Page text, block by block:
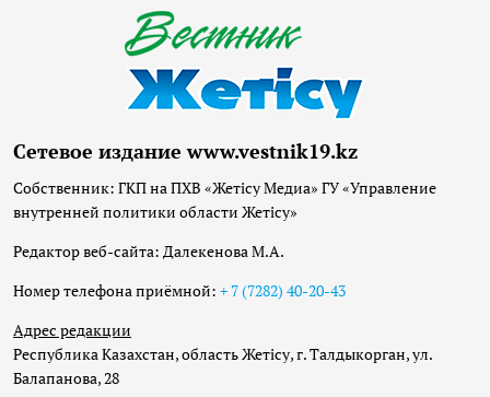
Сетевое издание www.vestnik19.kz
Собственник: ГКП на ПХВ «Жетісу Медиа» ГУ «Управление
внутренней политики области Жетісу»
Редактор веб-сайта: Далекенова М.А.
Номер телефона приёмной: + 7 (7282) 40-20-43
Адрес редакции
Республика Казахстан, область Жетісу, г. Талдыкорган, ул.
Балапанова, 28